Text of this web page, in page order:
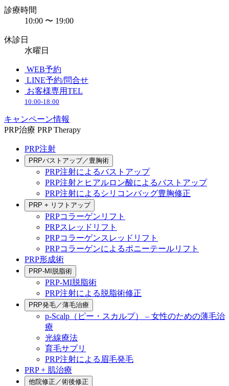
診療時間
10:00 〜 19:00
休診日
水曜日
WEB予約
LINE予約/問合せ
お客様専用TEL
10:00-18:00
キャンペーン情報
PRP治療 PRP Therapy
PRP注射
PRPバストアップ／豊胸術
PRP注射によるバストアップ
PRP注射とヒアルロン酸によるバストアップ
PRP注射によるシリコンバッグ豊胸修正
PRP + リフトアップ
PRPコラーゲンリフト
PRPスレッドリフト
PRPコラーゲンスレッドリフト
PRPコラーゲンによるポニーテールリフト
PRP形成術
PRP-MI脱脂術
PRP-MI脱脂術
PRP注射による脱脂術修正
PRP発毛／薄毛治療
p-Scalp（ピー・スカルプ） – 女性のための薄毛治
療
光線療法
育毛サプリ
PRP注射による眉毛発毛
PRP + 肌治療
他院修正／術後修正